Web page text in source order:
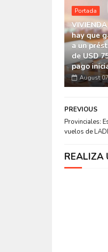
Portada
hay que
a un
de USD
pago
August
PREVIOUS
Provinciales:
vuelos de
REALIZA